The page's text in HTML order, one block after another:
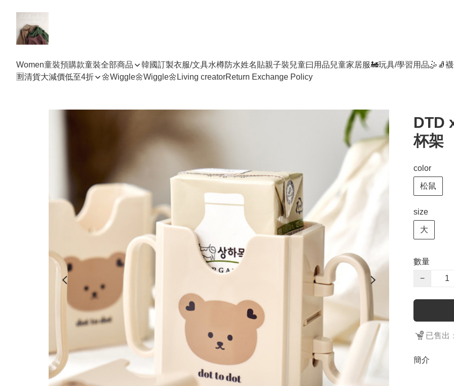
Women童裝預購款童裝全部商品 韓國訂製衣服/文具水樽防水姓名貼親子裝兒童曰用品兒童家居服🚂玩具/學習用品🤹 🧦
🈹清貨大減價低至4折
🌼Wiggle🌼Wiggle🌼 Living creatorReturn Exchange Policy
DTD
杯架
color
松鼠
size
大
數量
−
已售出
簡介